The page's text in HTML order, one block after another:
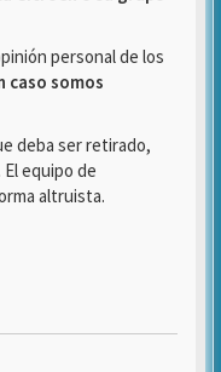
personal de los
caso somos
deba ser retirado,
. El equipo de
altruista.